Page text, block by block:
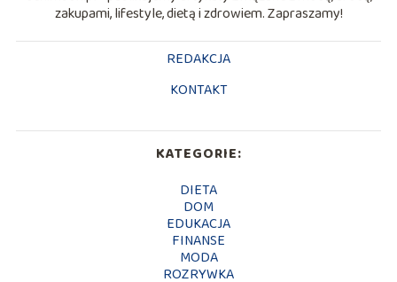
zakupami, lifestyle, dietą i zdrowiem. Zapraszamy!
REDAKCJA
KONTAKT
KATEGORIE:
DIETA
DOM
EDUKACJA
FINANSE
MODA
ROZRYWKA